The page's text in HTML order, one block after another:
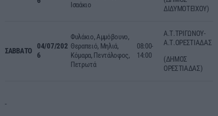
Ισαάκιο
ΔΙΔΥΜΟΤΕΙΧΟΥ)
ΣΑΒΒΑΤΟ
04/07/202
6
Φυλάκιο, Αμμόβουνο,
Θεραπειό, Μηλιά,
Κόμαρα, Πεντάλοφος,
Πετρωτά
08:00-
14:00
Α.Τ.ΤΡΙΓΩΝΟΥ-
Α.Τ.ΟΡΕΣΤΙΑΔΑΣ
(ΔΗΜΟΣ
ΟΡΕΣΤΙΑΔΑΣ)